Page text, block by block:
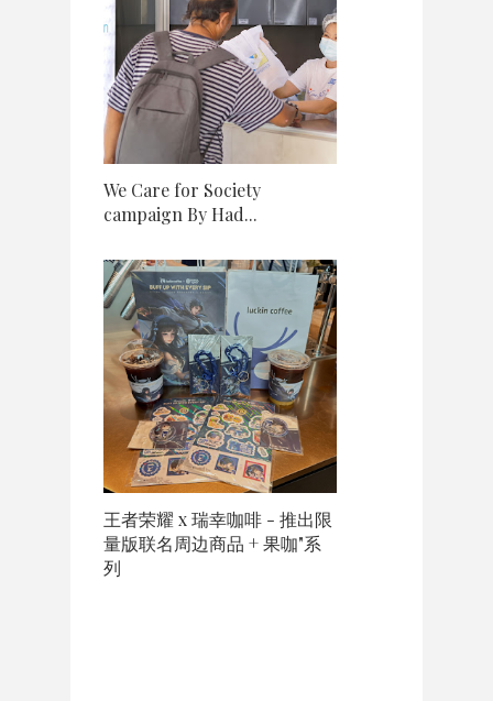
We Care for Society
campaign By Had...
王者荣耀 x 瑞幸咖啡 - 推出限
量版联名周边商品 + 果咖"系
列